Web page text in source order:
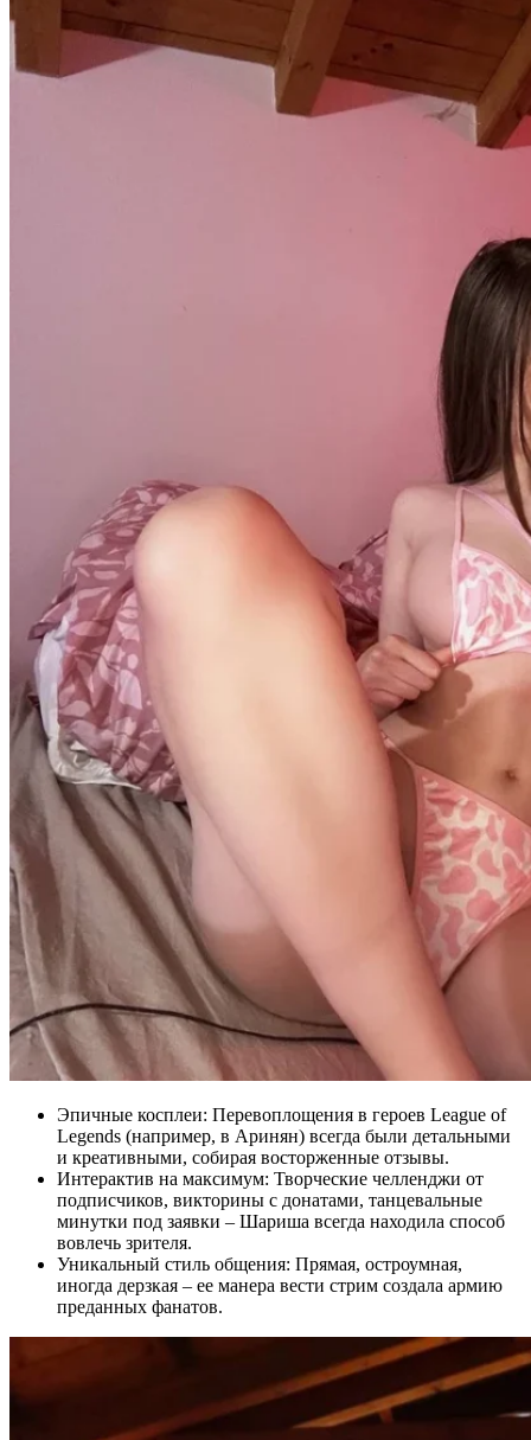
Эпичные косплеи: Перевоплощения в героев League of
Legends (например, в Аринян) всегда были детальными
и креативными, собирая восторженные отзывы.
Интерактив на максимум: Творческие челленджи от
подписчиков, викторины с донатами, танцевальные
минутки под заявки – Шариша всегда находила способ
вовлечь зрителя.
Уникальный стиль общения: Прямая, остроумная,
иногда дерзкая – ее манера вести стрим создала армию
преданных фанатов.